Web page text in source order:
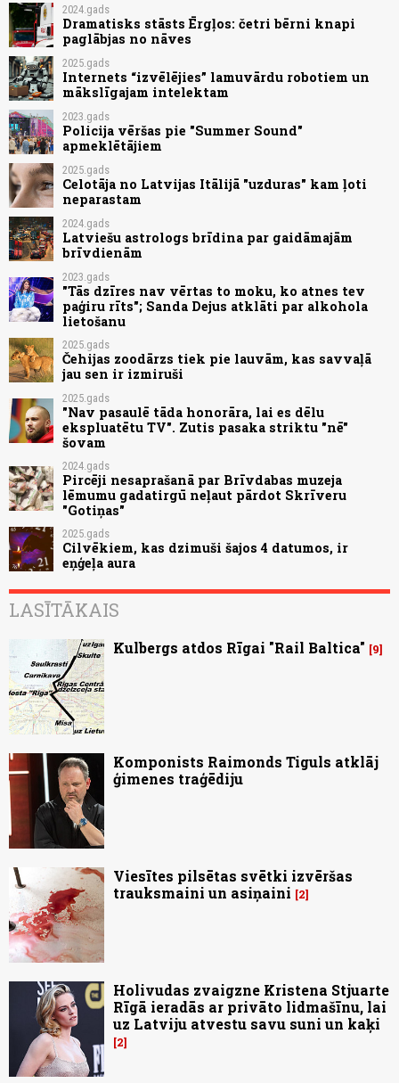
2024.gads
Dramatisks stāsts Ērgļos: četri bērni knapi
paglābjas no nāves
2025.gads
Internets “izvēlējies” lamuvārdu robotiem un
mākslīgajam intelektam
2023.gads
Policija vēršas pie "Summer Sound"
apmeklētājiem
2025.gads
Celotāja no Latvijas Itālijā "uzduras" kam ļoti
neparastam
2024.gads
Latviešu astrologs brīdina par gaidāmajām
brīvdienām
2023.gads
"Tās dzīres nav vērtas to moku, ko atnes tev
paģiru rīts"; Sanda Dejus atklāti par alkohola
lietošanu
2025.gads
Čehijas zoodārzs tiek pie lauvām, kas savvaļā
jau sen ir izmiruši
2025.gads
"Nav pasaulē tāda honorāra, lai es dēlu
ekspluatētu TV". Zutis pasaka striktu "nē"
šovam
2024.gads
Pircēji nesaprašanā par Brīvdabas muzeja
lēmumu gadatirgū neļaut pārdot Skrīveru
"Gotiņas"
2025.gads
Cilvēkiem, kas dzimuši šajos 4 datumos, ir
eņģeļa aura
LASĪTĀKAIS
Kulbergs atdos Rīgai "Rail Baltica" 9
Komponists Raimonds Tiguls atklāj
ģimenes traģēdiju
Viesītes pilsētas svētki izvēršas
trauksmaini un asiņaini
2
Holivudas zvaigzne Kristena Stjuarte
Rīgā ieradās ar privāto lidmašīnu, lai
uz Latviju atvestu savu suni un kaķi
2